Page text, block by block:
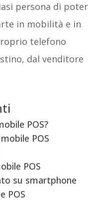
persona di poter
in mobilità e in
telefono
dal venditore
POS?
POS
POS
su smartphone
POS